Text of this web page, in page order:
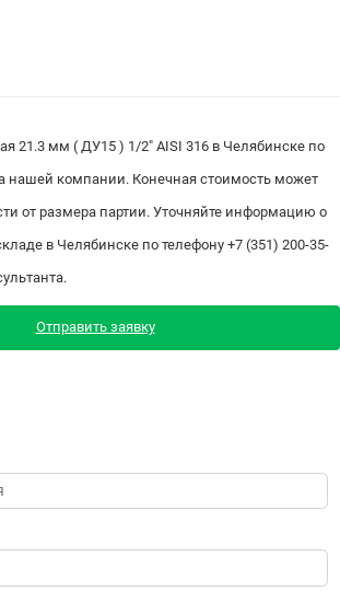
21.3 мм ( ДУ15 ) 1/2" AISI 316 в Челябинске по
нашей компании. Конечная стоимость может
от размера партии. Уточняйте информацию о
в Челябинске по телефону +7 (351) 200-35-
Отправить заявку